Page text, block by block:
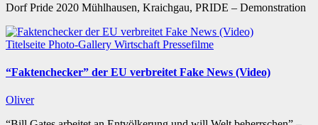
Dorf Pride 2020 Mühlhausen, Kraichgau, PRIDE – Demonstration
Titelseite Photo-Gallery Wirtschaft Pressefilme
“Faktenchecker” der EU verbreitet Fake News (Video)
Oliver